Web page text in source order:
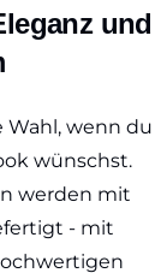
und
Wahl, wenn du
wünschst.
werden mit
- mit